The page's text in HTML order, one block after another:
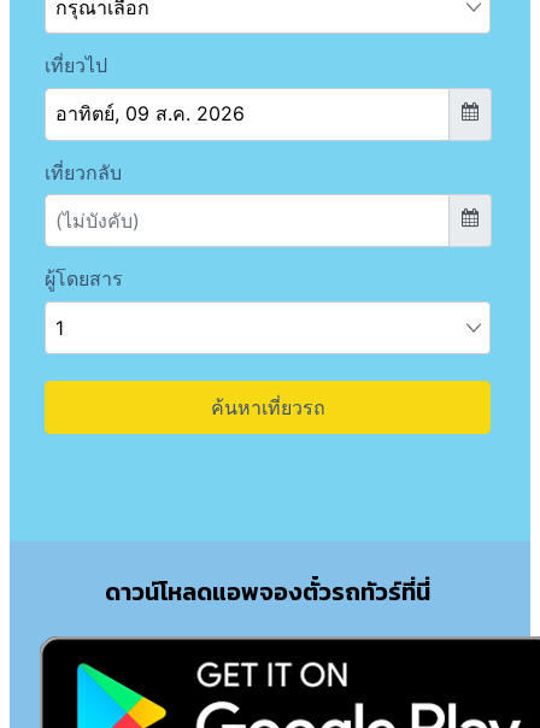
ดาวน์โหลดแอพจองตั๋วรถทัวร์ที่นี่